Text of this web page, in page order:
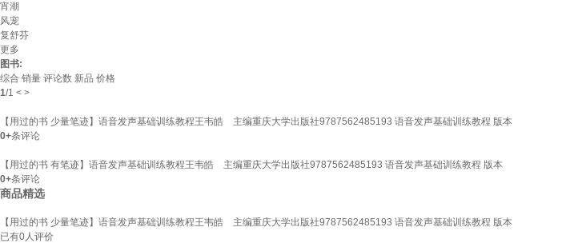
宵潮
风宠
复舒芬
更多
图书:
综合 销量 评论数 新品 价格
1/1 < >
【用过的书 少量笔迹】语音发声基础训练教程王韦皓 主编重庆大学出版社9787562485193 语音发声基础训练教程 版本
0+条评论
【用过的书 有笔迹】语音发声基础训练教程王韦皓 主编重庆大学出版社9787562485193 语音发声基础训练教程 版本
0+条评论
商品精选
【用过的书 少量笔迹】语音发声基础训练教程王韦皓 主编重庆大学出版社9787562485193 语音发声基础训练教程 版本
已有0人评价